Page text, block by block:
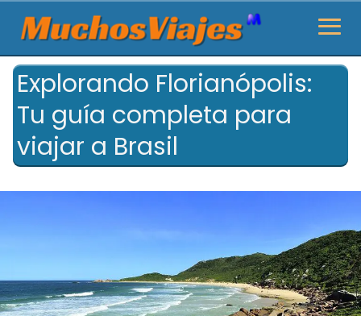
Explorando Florianópolis:
Tu guía completa para
viajar a Brasil